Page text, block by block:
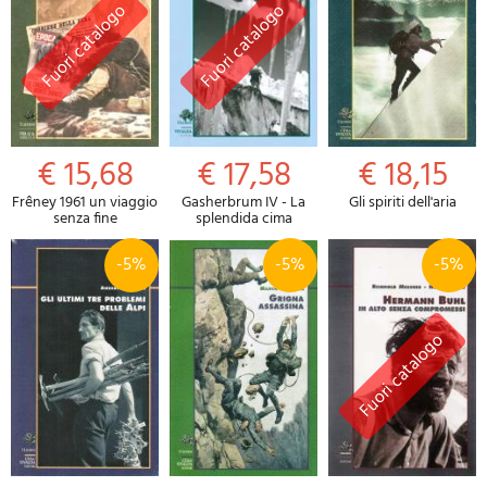
€ 15,68
Frêney 1961 un viaggio
senza fine
€ 17,58
Gasherbrum IV - La
splendida cima
€ 18,15
Gli spiriti dell'aria
-5% -5% -5%